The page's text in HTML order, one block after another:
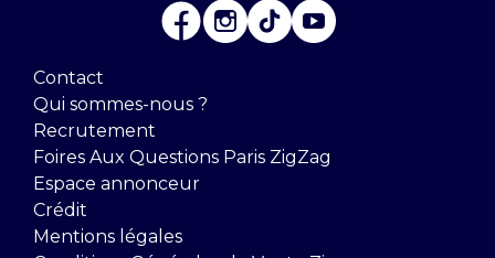
Contact
Qui sommes-nous ?
Recrutement
Foires Aux Questions Paris ZigZag
Espace annonceur
Crédit
Mentions légales